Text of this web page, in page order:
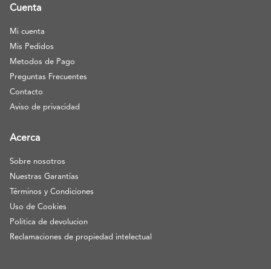
Cuenta
Mi cuenta
Mis Pedidos
Metodos de Pago
Preguntas Frecuentes
Contacto
Aviso de privacidad
Acerca
Sobre nosotros
Nuestras Garantías
Términos y Condiciones
Uso de Cookies
Politica de devolucion
Reclamaciones de propiedad intelectual